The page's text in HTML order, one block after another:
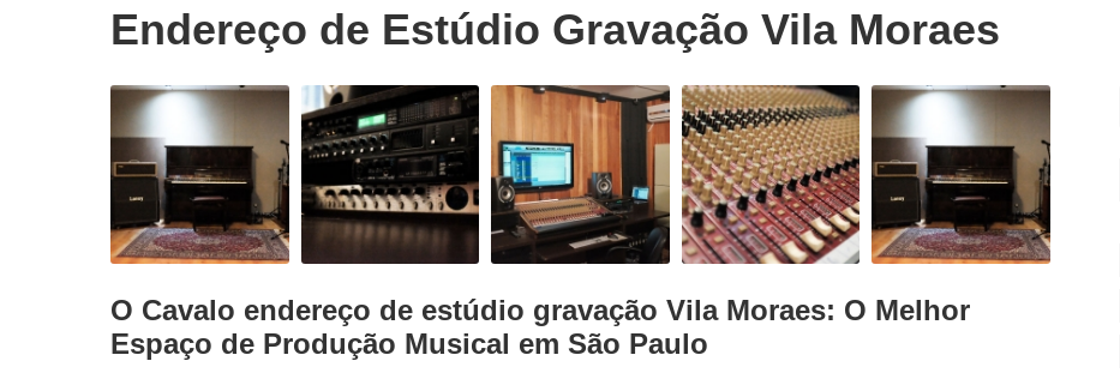
Trilhas Sonoras para Filmes em Estudio de
Estúdio de Ensaio Musical
Estúdio de
Estúdio Ensaio de Musicas
Estúdio Ensaio
Estúdio para Ensaio de Bandas
Estúdio para Ensaio Musical
Estúdios para Ensaios Musicais de
Sala de Ensaio Musical
Endereço de Estúdio Gravação Vila Moraes
O Cavalo endereço de estúdio gravação Vila Moraes: O Melhor
Espaço de Produção Musical em São Paulo